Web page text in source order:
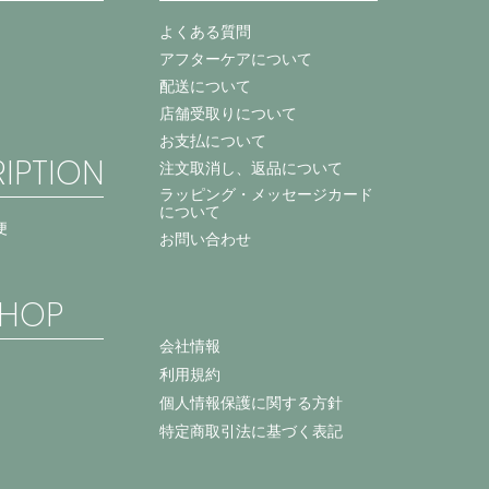
よくある質問
アフターケアについて
配送について
店舗受取りについて
お支払について
注文取消し、返品について
ラッピング・メッセージカード
について
お問い合わせ
会社情報
利用規約
個人情報保護に関する方針
特定商取引法に基づく表記